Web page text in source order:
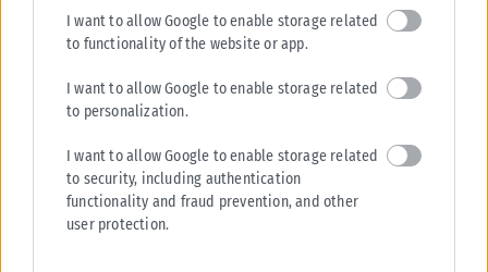
I want to allow Google to enable storage related
to functionality of the website or app.
I want to allow Google to enable storage related
to personalization.
I want to allow Google to enable storage related
to security, including authentication
functionality and fraud prevention, and other
user protection.
Ενθαρρύνουμε με κάθε τρόπο μια λύση που θα είναι ενάντια
σε κάθε είδους βία και υπέρ μιας δημοκρατικής λύσης για τη
Κληθείς να απαντήσει για τον πόλεμο στην Ουκρανία,
επισήμανε πως πρόκειται για έναν συνεχιζόμενο,
αδικαιολόγητο πόλεμο, που προκλήθηκε από την παράνομη
εισβολή της Ρωσίας σε ένα κυρίαρχο κράτος. «Από την αρχή,
η Ελλάδα υιοθέτησε μια εξαιρετικά σαφή θέση,